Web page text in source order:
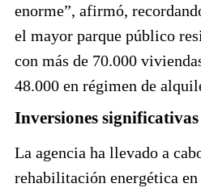
enorme”, afirmó,
el mayor parque público
con más de 70.000
48.000 en régimen de
Inversiones
La agencia ha llevado a
rehabilitación energética en